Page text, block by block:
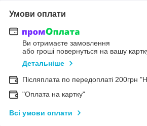
Умови оплати
Ви отримаєте замовлення
або гроші повернуться на вашу
Детальніше
Післяплата по передоплаті 200грн
"Оплата на картку"
Всі умови оплати